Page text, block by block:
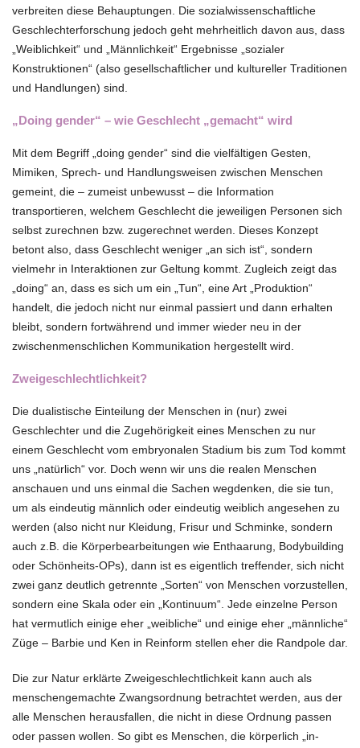
verbreiten diese Behauptungen. Die sozialwissenschaftliche
Geschlechterforschung jedoch geht mehrheitlich davon aus, dass
„Weiblichkeit“ und „Männlichkeit“ Ergebnisse „sozialer
Konstruktionen“ (also gesellschaftlicher und kultureller Traditionen
und Handlungen) sind.
„Doing gender“ – wie Geschlecht „gemacht“ wird
Mit dem Begriff „doing gender“ sind die vielfältigen Gesten,
Mimiken, Sprech- und Handlungsweisen zwischen Menschen
gemeint, die – zumeist unbewusst – die Information
transportieren, welchem Geschlecht die jeweiligen Personen sich
selbst zurechnen bzw. zugerechnet werden. Dieses Konzept
betont also, dass Geschlecht weniger „an sich ist“, sondern
vielmehr in Interaktionen zur Geltung kommt. Zugleich zeigt das
„doing“ an, dass es sich um ein „Tun“, eine Art „Produktion“
handelt, die jedoch nicht nur einmal passiert und dann erhalten
bleibt, sondern fortwährend und immer wieder neu in der
zwischenmenschlichen Kommunikation hergestellt wird.
Zweigeschlechtlichkeit?
Die dualistische Einteilung der Menschen in (nur) zwei
Geschlechter und die Zugehörigkeit eines Menschen zu nur
einem Geschlecht vom embryonalen Stadium bis zum Tod kommt
uns „natürlich“ vor. Doch wenn wir uns die realen Menschen
anschauen und uns einmal die Sachen wegdenken, die sie tun,
um als eindeutig männlich oder eindeutig weiblich angesehen zu
werden (also nicht nur Kleidung, Frisur und Schminke, sondern
auch z.B. die Körperbearbeitungen wie Enthaarung, Bodybuilding
oder Schönheits-OPs), dann ist es eigentlich treffender, sich nicht
zwei ganz deutlich getrennte „Sorten“ von Menschen vorzustellen,
sondern eine Skala oder ein „Kontinuum“. Jede einzelne Person
hat vermutlich einige eher „weibliche“ und einige eher „männliche“
Züge – Barbie und Ken in Reinform stellen eher die Randpole dar.
Die zur Natur erklärte Zweigeschlechtlichkeit kann auch als
menschengemachte Zwangsordnung betrachtet werden, aus der
alle Menschen herausfallen, die nicht in diese Ordnung passen
oder passen wollen. So gibt es Menschen, die körperlich „in-